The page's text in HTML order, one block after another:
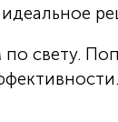
свету.